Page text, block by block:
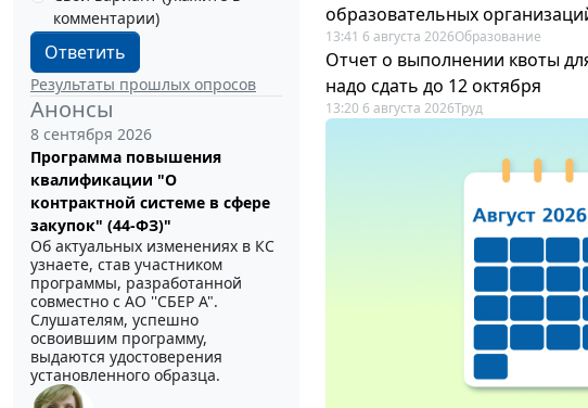
комментарии)
Ответить
Результаты прошлых опросов
Анонсы
8 сентября 2026
Программа повышения
квалификации "О
контрактной системе в сфере
закупок" (44-ФЗ)"
Об актуальных изменениях в КС
узнаете, став участником
программы, разработанной
совместно с АО ''СБЕР А".
Слушателям, успешно
освоившим программу,
выдаются удостоверения
установленного образца.
образовательных
13:41 6 августа 2026Образование
Отчет о выполнении квоты
надо сдать до 12 октября
13:20 6 августа 2026Труд